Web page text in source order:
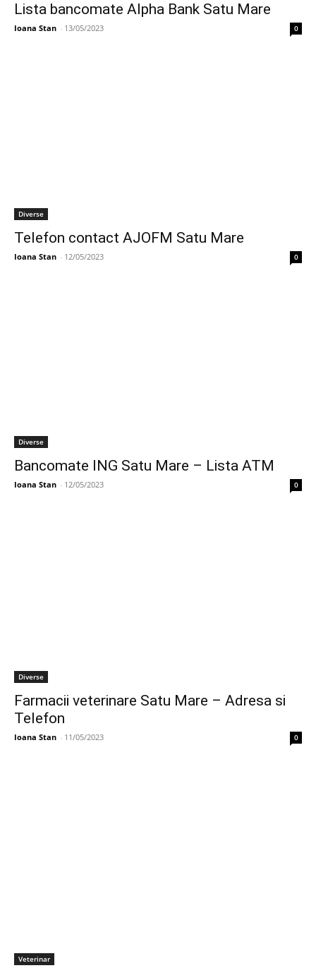
Lista bancomate Alpha Bank Satu Mare
Ioana Stan - 13/05/2023 0
Diverse
Telefon contact AJOFM Satu Mare
Ioana Stan - 12/05/2023 0
Diverse
Bancomate ING Satu Mare – Lista ATM
Ioana Stan - 12/05/2023 0
Diverse
Farmacii veterinare Satu Mare – Adresa si
Telefon
Ioana Stan - 11/05/2023 0
Veterinar